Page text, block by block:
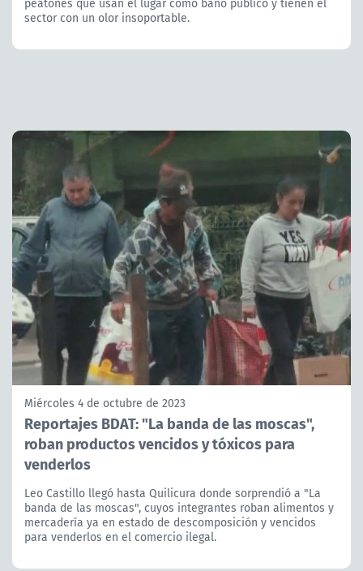
peatones que usan el lugar como baño público y tienen el
sector con un olor insoportable.
Miércoles 4 de octubre de 2023
Reportajes BDAT: "La banda de las moscas",
roban productos vencidos y tóxicos para
venderlos
Leo Castillo llegó hasta Quilicura donde sorprendió a "La
banda de las moscas", cuyos integrantes roban alimentos y
mercadería ya en estado de descomposición y vencidos
para venderlos en el comercio ilegal.